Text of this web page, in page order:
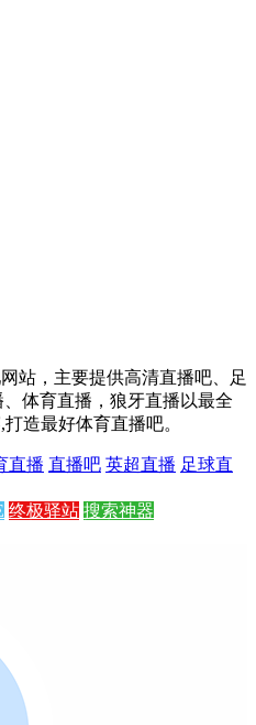
站，主要提供高清直播吧、足
体育直播，狼牙直播以最全
造最好体育直播吧。
直播 直播吧 英超直播 足球直
终极驿站 搜索神器